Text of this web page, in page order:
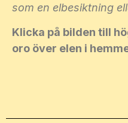
som en elbesiktning
Klicka på bilden till
oro över elen i